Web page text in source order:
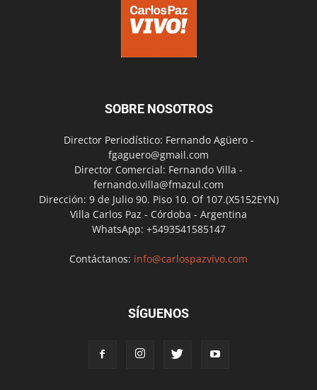
SOBRE NOSOTROS
Director Periodístico: Fernando Agüero -
fgaguero@gmail.com
Director Comercial: Fernando Villa -
fernando.villa@fmazul.com
Dirección: 9 de Julio 90. Piso 10. Of 107.(X5152EYN)
Villa Carlos Paz - Córdoba - Argentina
WhatsApp: +5493541585147
Contáctanos: info@carlospazvivo.com
SÍGUENOS